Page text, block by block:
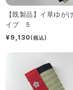
【既製品】イ草ゆ
イプ 5
¥9,130(税込)